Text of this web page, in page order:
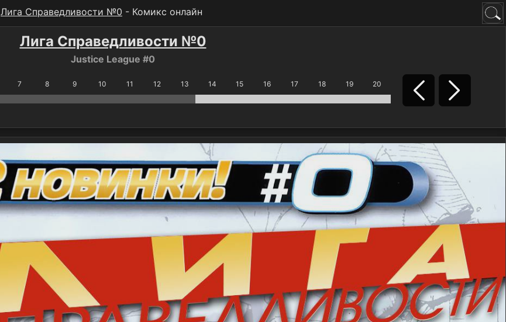
Лига Справедливости №0 - Комикс онлайн
Лига Справедливости №0
Justice League #0
7 8 9 10 11 12 13 14 15 16 17 18 19 20